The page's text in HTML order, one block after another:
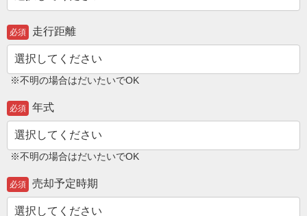
必須 走行距離
※不明の場合はだいたいでOK
必須 年式
※不明の場合はだいたいでOK
必須 売却予定時期